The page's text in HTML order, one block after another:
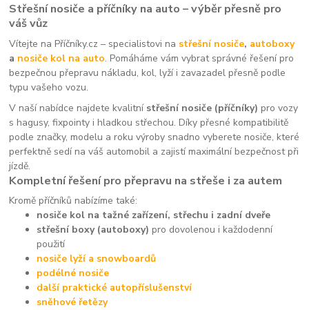
Střešní nosiče a příčníky na auto – výběr přesně pro
váš vůz
Vítejte na Příčníky.cz – specialistovi na střešní nosiče, autoboxy
a nosiče kol na auto. Pomáháme vám vybrat správné řešení pro
bezpečnou přepravu nákladu, kol, lyží i zavazadel přesně podle
typu vašeho vozu.
V naší nabídce najdete kvalitní střešní nosiče (příčníky) pro vozy
s hagusy, fixpointy i hladkou střechou. Díky přesné kompatibilitě
podle značky, modelu a roku výroby snadno vyberete nosiče, které
perfektně sedí na váš automobil a zajistí maximální bezpečnost při
jízdě.
Kompletní řešení pro přepravu na střeše i za autem
Kromě příčníků nabízíme také:
nosiče kol na tažné zařízení, střechu i zadní dveře
střešní boxy (autoboxy) pro dovolenou i každodenní
použití
nosiče lyží a snowboardů
podélné nosiče
další praktické autopříslušenství
sněhové řetězy